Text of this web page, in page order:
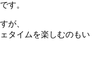
す。
が、
タイムを楽しむのもい